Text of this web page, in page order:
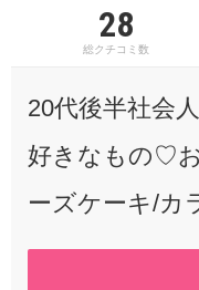
28
総クチコミ数
20代後半社会人
好きなもの♡
ーズケーキ/カ